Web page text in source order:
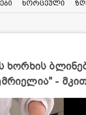
ხორცეული
ხორხის
-